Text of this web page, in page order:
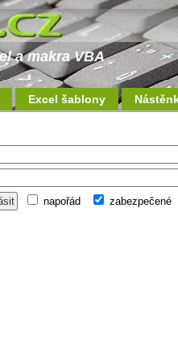
a makra VBA
Excel šablony
napořád zabezpečené